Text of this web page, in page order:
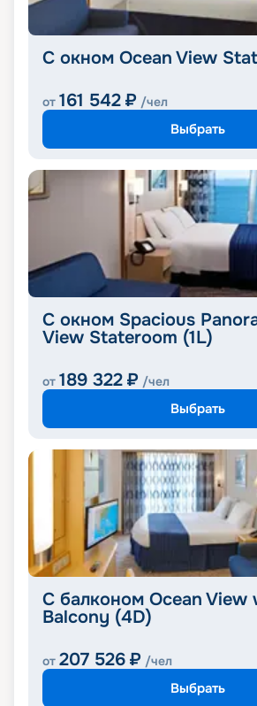
С окном Ocean View
от 161 542 ₽ /чел
Выбрать
С окном Spacious
View Stateroom (1L)
от 189 322 ₽ /чел
Выбрать
С балконом Ocean View
Balcony (4D)
от 207 526 ₽ /чел
Выбрать